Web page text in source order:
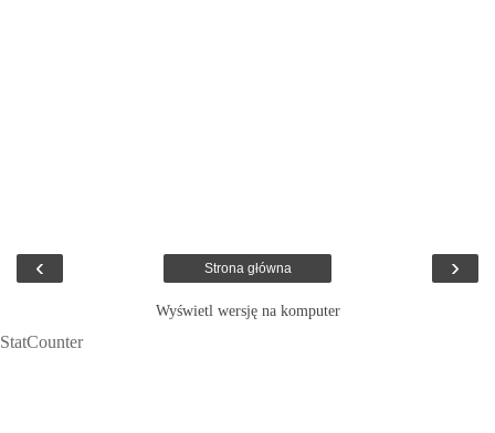
‹ ›
Strona główna
Wyświetl wersję na komputer
StatCounter